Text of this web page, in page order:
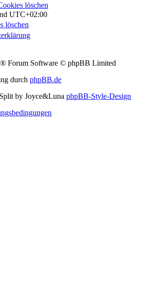
löschen
UTC+02:00
löschen
® Forum Software © phpBB Limited
durch phpBB.de
by Joyce&Luna phpBB-Style-Design